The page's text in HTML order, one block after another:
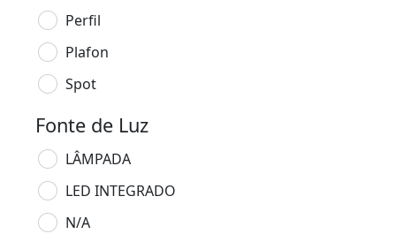
Perfil
Plafon
Spot
Fonte de Luz
LÂMPADA
LED INTEGRADO
N/A